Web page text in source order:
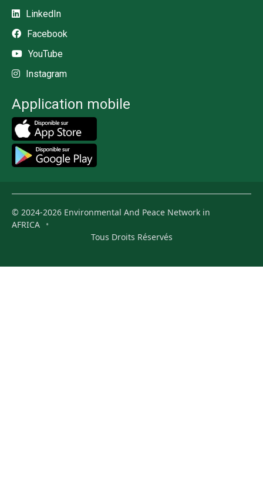
LinkedIn
Facebook
YouTube
Instagram
Application mobile
© 2024-2026 Environmental And Peace Network in
AFRICA
Tous Droits Réservés